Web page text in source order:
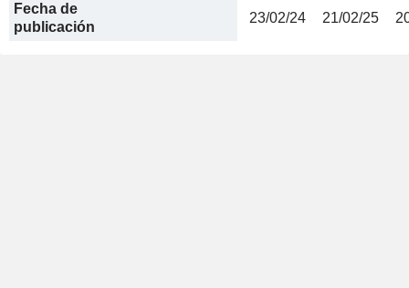
Fecha de
publicación
23/02/24 21/02/25